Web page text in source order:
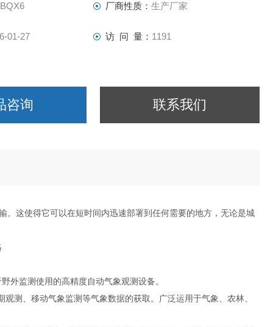
厂商性质： 生产厂家
01-27 访 问 量： 1191
咨询 联系我们
这使得它可以在短时间内迅速部署到任何需要的地方，无论是城
外监测使用的高精度自动气象观测设备。
测、移动气象监测等气象数据的获取。广泛运用于气象、农林、